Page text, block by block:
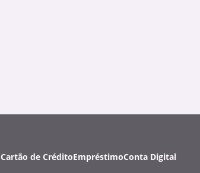
Cartão de CréditoEmpréstimoConta Digital